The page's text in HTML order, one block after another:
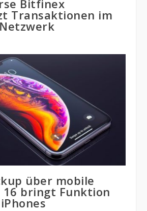
Bitfinex
Transaktionen im
über mobile
16 bringt Funktion